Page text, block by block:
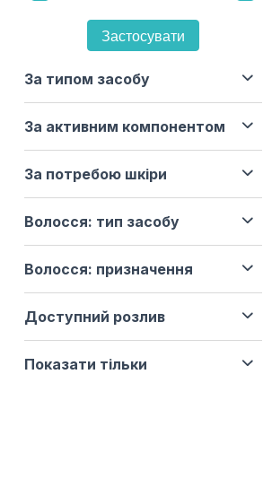
Застосувати
За типом засобу
За активним компонентом
За потребою шкіри
Волосся: тип засобу
Волосся: призначення
Доступний розлив
Показати тільки